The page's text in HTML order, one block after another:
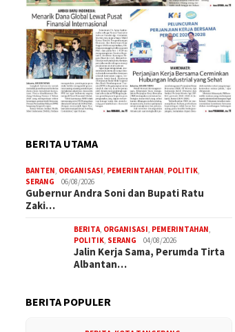
BERITA UTAMA
BANTEN, ORGANISASI, PEMERINTAHAN, POLITIK,
SERANG
06/08/2026
Gubernur Andra Soni dan Bupati Ratu
Zaki…
BERITA, ORGANISASI, PEMERINTAHAN,
POLITIK, SERANG 04/08/2026
Jalin Kerja Sama, Perumda Tirta
Albantan…
BERITA POPULER